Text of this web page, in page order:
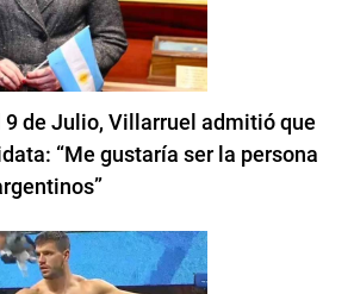
9 de Julio, Villarruel admitió que
“Me gustaría ser la persona